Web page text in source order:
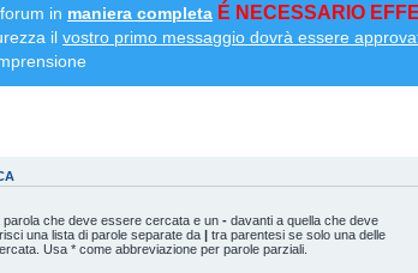
in maniera completa É NECESSARIO
il vostro primo messaggio dovrà essere
parola che deve essere cercata e un - davanti a quella che deve
una lista di parole separate da | tra parentesi se solo una delle
Usa * come abbreviazione per parole parziali.